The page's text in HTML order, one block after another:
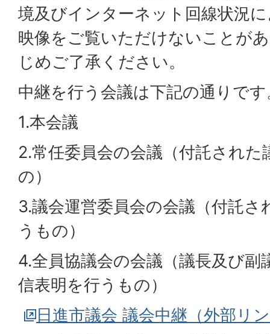
境及びインターネット回線状況
映像をご覧いただけないことが
じめご了承ください。
中継を行う会議は下記の通りです
1.本会議
2.常任委員会の会議（付託され
の）
3.議会運営委員会の会議（付託さ
うもの）
4.全員協議会の会議（議長及び副
信表明を行うもの）
日進市議会 議会中継（外部リ